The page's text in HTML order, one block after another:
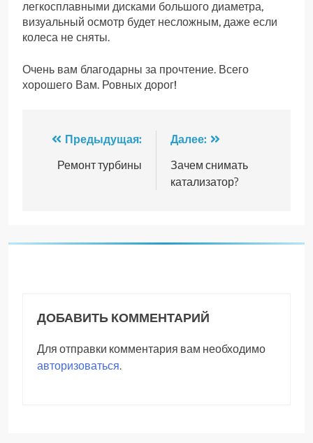
легкосплавными дисками большого диаметра,
визуальный осмотр будет несложным, даже если
колеса не сняты.
Очень вам благодарны за прочтение. Всего
хорошего Вам. Ровных дорог!
Навигация
Предыдущая:
Ремонт турбины
Далее:
Зачем снимать
катализатор?
ДОБАВИТЬ КОММЕНТАРИЙ
Для отправки комментария вам необходимо
авторизоваться.